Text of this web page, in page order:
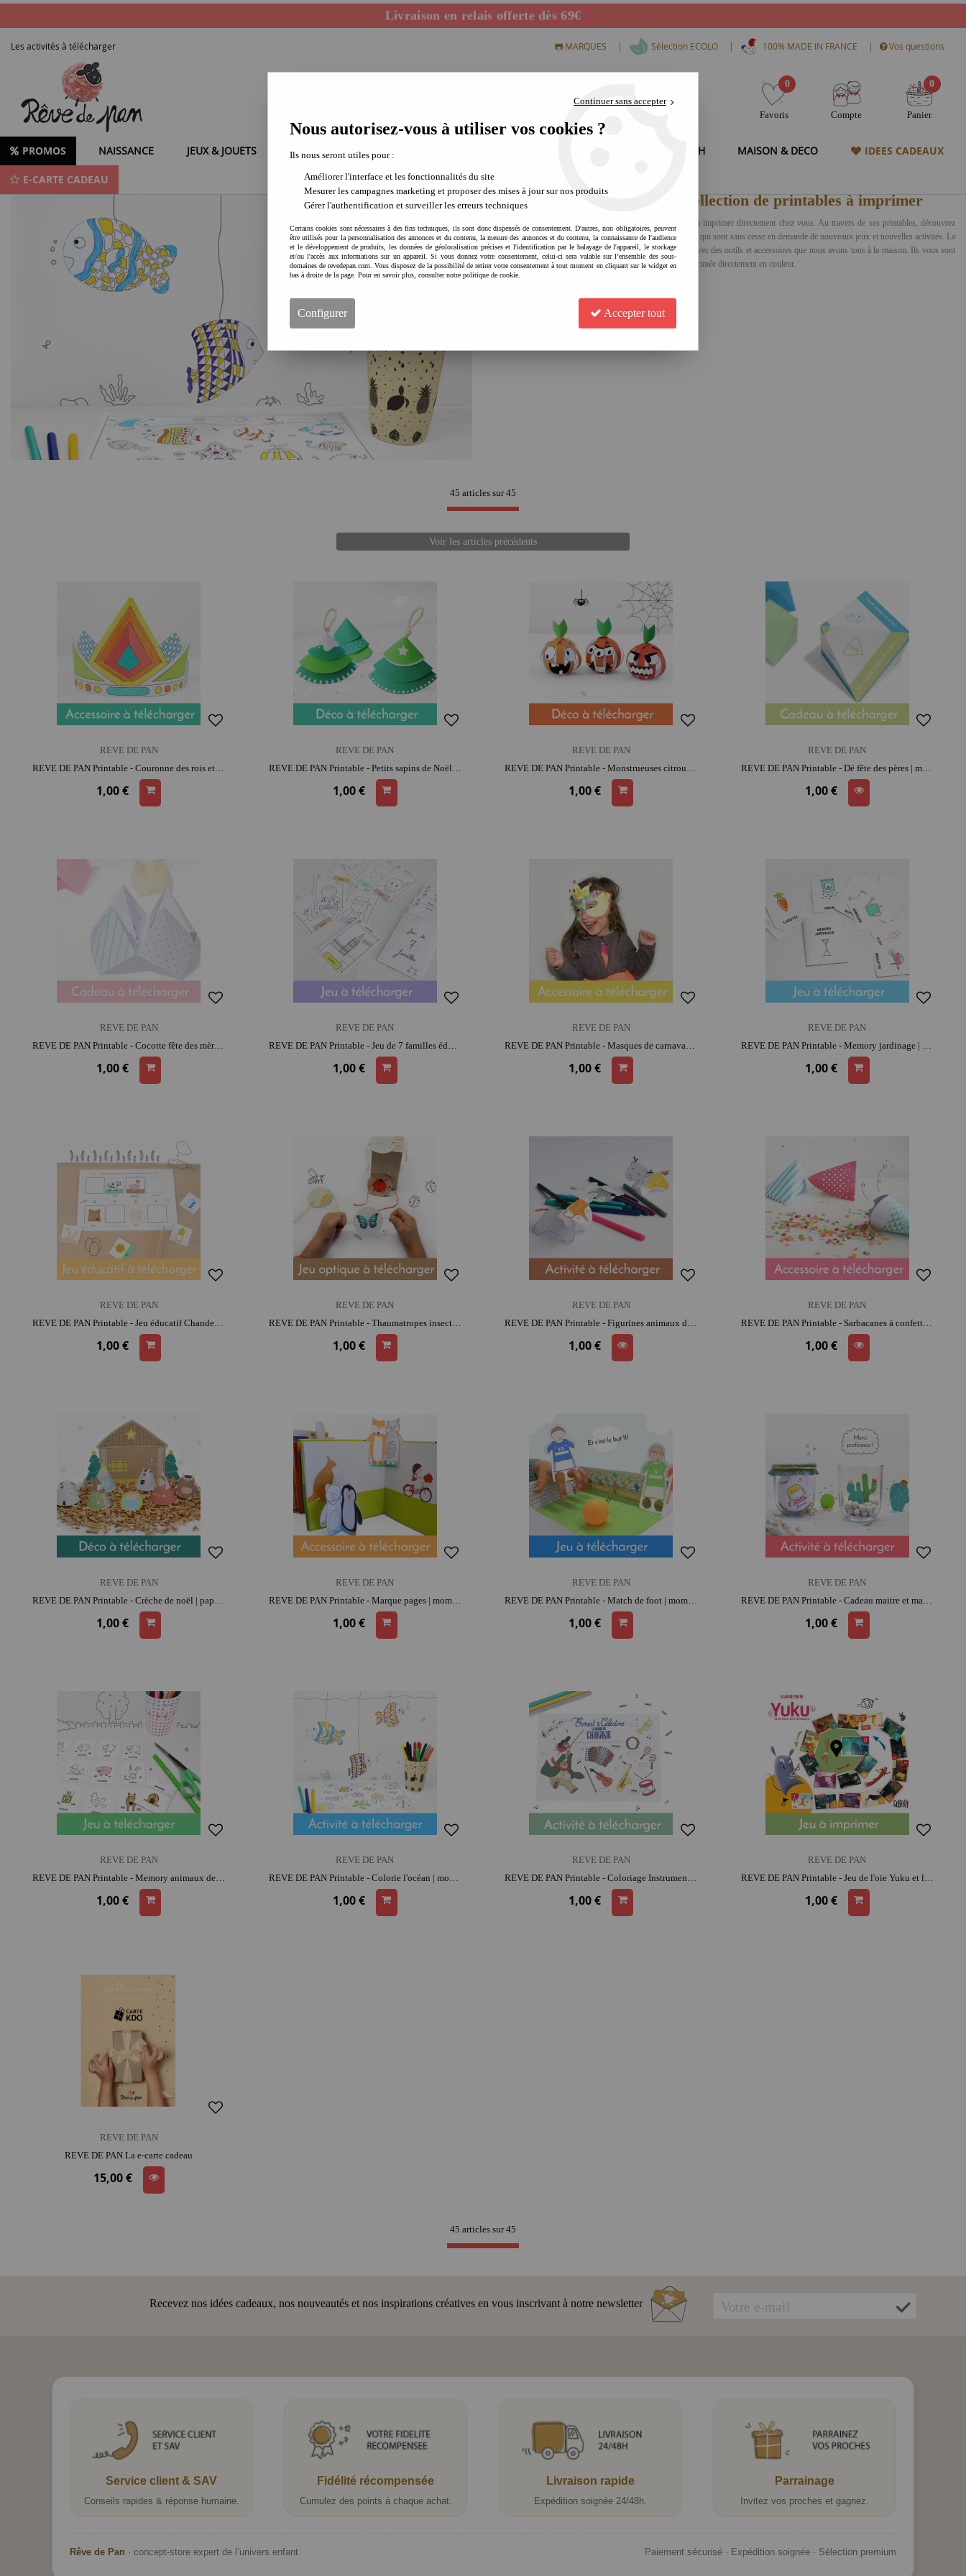
Départ de notre dépôt avant 14h
Les activités à télécharger MARQUES | Sélection ECOLO | 100% MADE IN FRANCE | Vos questions
0
Favoris Compte
0
Panier
PROMOS NAISSANCE JEUX & JOUETS LOISIRS CREATIFS MODE & HIGH TECH MAISON & DECO IDEES CADEAUX
E-CARTE CADEAU
Produits de la marque REVE DE PAN
Rêve de Pan crée sa propre collection de printables à imprimer
Rêve de Pan vous propose des printables à télécharger et à imprimer directement chez vous. Au travers de ses printables, découvrez
des activités créatives et amusantes pour divertir vos enfants qui sont sans cesse en demande de nouveaux jeux et nouvelles activités. La
marque met l'accent sur des printables simples à fabriquer avec des outils et accessoires que nous avons tous à la maison. Ils vous sont
proposés sous deux versions, l'une à colorier et l'autre à imprimée directement en couleur.
45 articles sur 45
Voir les articles précédents
REVE DE PAN
REVE DE PAN Printable - Couronne des rois et reines | moment créatif apaisant | moment convivial
1,00 €
REVE DE PAN
REVE DE PAN Printable - Petits sapins de Noël | moment créatif apaisant | moment convivial
1,00 €
REVE DE PAN
REVE DE PAN Printable - Monstrueuses citrouilles | moment créatif apaisant |
1,00 €
REVE DE PAN
REVE DE PAN Printable - Dé fête des pères | moment créatif apaisant | moment convivial
1,00 €
REVE DE PAN
REVE DE PAN Printable - Cocotte fête des mères | moment créatif apaisant | moment convivial
1,00 €
REVE DE PAN
REVE DE PAN Printable - Jeu de 7 familles éducatif | moment convivial et intergénérationnel | réflexion
1,00 €
REVE DE PAN
REVE DE PAN Printable - Masques de carnaval | moment créatif apaisant | activité amusante
1,00 €
REVE DE PAN
REVE DE PAN Printable - Memory jardinage | activité créative | intergénérationnel | réflexion et observation
1,00 €
REVE DE PAN
REVE DE PAN Printable - Jeu éducatif Chandeleur | moment convivial et intergénérationnel
1,00 €
REVE DE PAN
REVE DE PAN Printable - Thaumatropes insectes | moment créatif apaisant
1,00 €
REVE DE PAN
REVE DE PAN Printable - Figurines animaux des bois | activité créative | imagination et précision | histoires et jeu narratif
1,00 €
REVE DE PAN
REVE DE PAN Printable - Sarbacanes à confettis | moment convivial
1,00 €
REVE DE PAN
REVE DE PAN Printable - Crèche de noël | papier | activité créative | patience et précision | histoires et jeu narratif
1,00 €
REVE DE PAN
REVE DE PAN Printable - Marque pages | moment créatif apaisant | imagination et précision | histoires et jeu narratif
1,00 €
REVE DE PAN
REVE DE PAN Printable - Match de foot | moment créatif apaisant | imagination et précision
1,00 €
REVE DE PAN
REVE DE PAN Printable - Cadeau maitre et maitresse | moment créatif apaisant
1,00 €
REVE DE PAN
REVE DE PAN Printable - Memory animaux de la Ferme | moment convivial et intergénérationnel | réflexion
1,00 €
REVE DE PAN
REVE DE PAN Printable - Colorie l'océan | moment créatif apaisant | imagination et précision
1,00 €
REVE DE PAN
REVE DE PAN Printable - Coloriage Instruments de musique Ernest et Célestine | activité créative | imagination et précision
1,00 €
REVE DE PAN
REVE DE PAN Printable - Jeu de l'oie Yuku et la fleur de l'Himalaya | activité créative | intergénérationnel | réflexion
1,00 €
REVE DE PAN
REVE DE PAN La e-carte cadeau
15,00 €
45 articles sur 45
Recevez nos idées cadeaux, nos nouveautés et nos inspirations créatives en vous inscrivant à notre newsletter
Service client & SAV
Conseils rapides & réponse humaine.
Fidélité récompensée
Cumulez des points à chaque achat.
Livraison rapide
Expédition soignée 24/48h.
Parrainage
Invitez vos proches et gagnez.
Rêve de Pan · concept-store expert de l’univers enfant Paiement sécurisé · Expédition soignée · Sélection premium
Continuer sans accepter
Nous autorisez-vous à utiliser vos cookies ?
Ils nous seront utiles pour :
Améliorer l'interface et les fonctionnalités du site
Mesurer les campagnes marketing et proposer des mises à jour sur nos produits
Gérer l'authentification et surveiller les erreurs techniques
Certains cookies sont nécessaires à des fins techniques, ils sont donc dispensés de consentement. D'autres, non obligatoires, peuvent
être utilisés pour la personnalisation des annonces et du contenu, la mesure des annonces et du contenu, la connaissance de l'audience
et le développement de produits, les données de géolocalisation précises et l'identification par le balayage de l'appareil, le stockage
et/ou l'accès aux informations sur un appareil. Si vous donnez votre consentement, celui-ci sera valable sur l’ensemble des sous-
domaines de revedepan.com. Vous disposez de la possibilité de retirer votre consentement à tout moment en cliquant sur le widget en
bas à droite de la page. Pour en savoir plus, consulter notre politique de cookie.
Configurer Accepter tout